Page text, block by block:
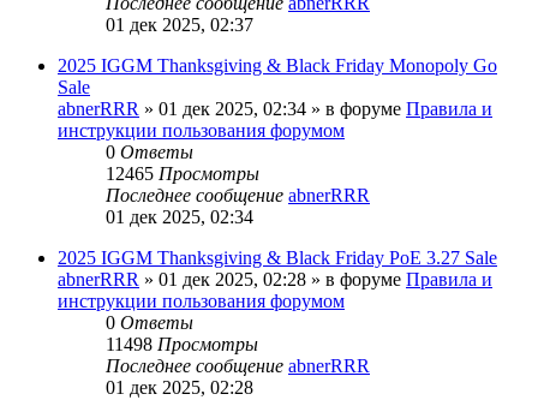
01 дек 2025, 02:37
2025 IGGM Thanksgiving & Black Friday Monopoly Go
Sale
abnerRRR » 01 дек 2025, 02:34 » в форуме Правила и
инструкции пользования форумом
0 Ответы
12465 Просмотры
Последнее сообщение abnerRRR
01 дек 2025, 02:34
2025 IGGM Thanksgiving & Black Friday PoE 3.27 Sale
abnerRRR » 01 дек 2025, 02:28 » в форуме Правила и
инструкции пользования форумом
0 Ответы
11498 Просмотры
Последнее сообщение abnerRRR
01 дек 2025, 02:28